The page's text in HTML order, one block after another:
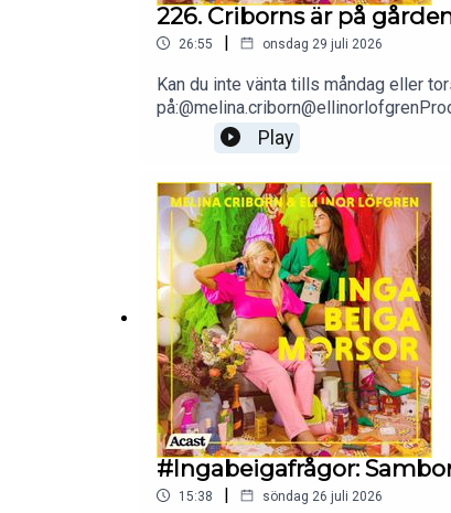
226. Criborns är på
26:55 | onsdag 29 juli 2026
Kan du inte vänta tills måndag eller
Play
#Ingabeigafrågor:
15:38 | söndag 26 juli 2026